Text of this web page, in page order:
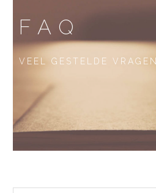
FAQ
VEEL GESTELDE VRAGEN